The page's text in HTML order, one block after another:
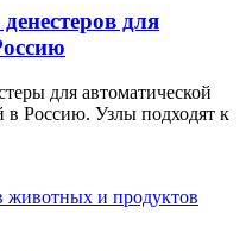
для
для автоматической
в Россию. Узлы подходят к